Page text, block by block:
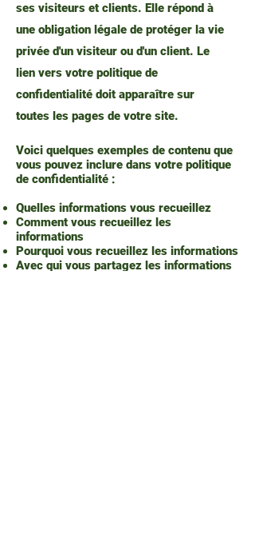
ses visiteurs et clients. Elle répond à
une obligation légale de protéger la vie
privée d'un visiteur ou d'un client. Le
lien vers votre politique de
confidentialité doit apparaître sur
toutes les pages de votre site.
Voici quelques exemples de contenu que
vous pouvez inclure dans votre politique
de confidentialité :
Quelles informations vous recueillez
Comment vous recueillez les
informations
Pourquoi vous recueillez les informations
Avec qui vous partagez les informations